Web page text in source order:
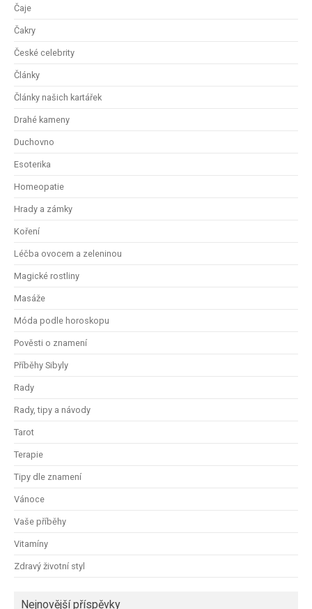
Čaje
Čakry
České celebrity
Články
Články našich kartářek
Drahé kameny
Duchovno
Esoterika
Homeopatie
Hrady a zámky
Koření
Léčba ovocem a zeleninou
Magické rostliny
Masáže
Móda podle horoskopu
Pověsti o znamení
Příběhy Sibyly
Rady
Rady, tipy a návody
Tarot
Terapie
Tipy dle znamení
Vánoce
Vaše příběhy
Vitamíny
Zdravý životní styl
Nejnovější příspěvky